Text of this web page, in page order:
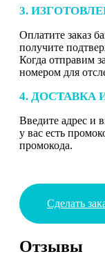
3.
Оплатите заказ
получите
Когда отправим
номером для
4. ДОСТАВКА
Введите адрес и
у вас есть
промокода.
Сделать
Отзывы